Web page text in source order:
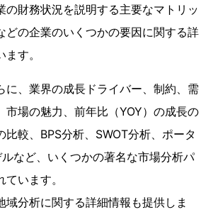
の財務状況を説明する主要なマトリッ
どの企業のいくつかの要因に関する詳
す。
に、業界の成長ドライバー、制約、需
市場の魅力、前年比（YOY）の成長の
比較、BPS分析、SWOT分析、ポータ
など、いくつかの著名な市場分析パ
います。
域分析に関する詳細情報も提供しま